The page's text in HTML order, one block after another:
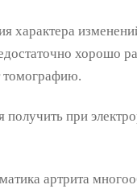
характера
хорошо
томографию.
получить при
артрита